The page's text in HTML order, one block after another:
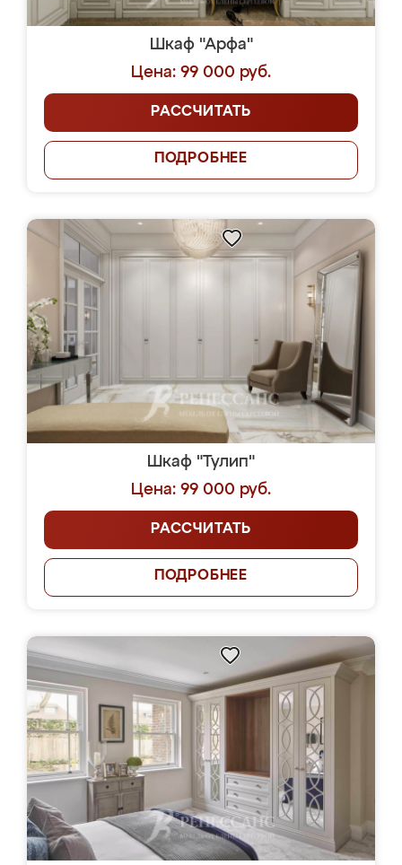
Шкаф "Арфа"
Цена: 99 000 руб.
РАССЧИТАТЬ
ПОДРОБНЕЕ
Шкаф "Тулип"
Цена: 99 000 руб.
РАССЧИТАТЬ
ПОДРОБНЕЕ